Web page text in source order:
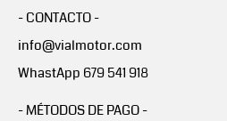
- CONTACTO -
info@vialmotor.com
WhastApp 679 541 918
- MÉTODOS DE PAGO -